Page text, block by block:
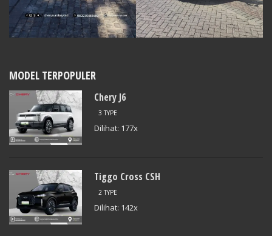
MODEL TERPOPULER
Chery J6
3 TYPE
Dilihat: 177x
Tiggo Cross CSH
2 TYPE
Dilihat: 142x